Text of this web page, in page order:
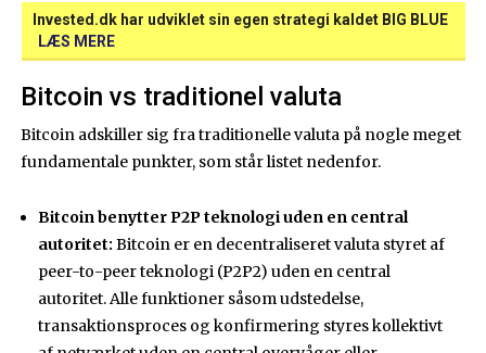
Invested.dk har udviklet sin egen strategi kaldet BIG BLUE
LÆS MERE
Bitcoin vs traditionel valuta
Bitcoin adskiller sig fra traditionelle valuta på nogle meget
fundamentale punkter, som står listet nedenfor.
Bitcoin benytter P2P teknologi uden en central
autoritet:Bitcoin er en decentraliseret valuta styret af
peer-to-peer teknologi (P2P2) uden en central
autoritet. Alle funktioner såsom udstedelse,
transaktionsproces og konfirmering styres kollektivt